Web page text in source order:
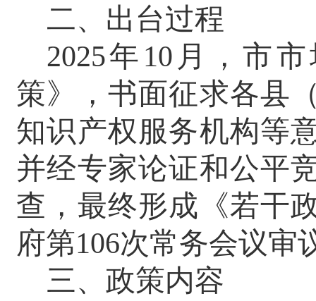
二、 出台过程
2025年10月，市
策》，书面征求各县
知识产权服务机构等
并经专家论证和公平
查，最终形成《若干
府第106次常务会议审
三、政策内容